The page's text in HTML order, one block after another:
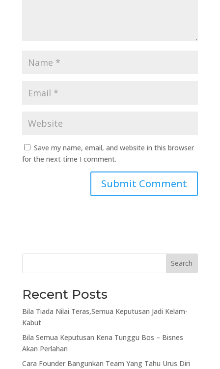
Save my name, email, and website in this browser
for the next time I comment.
Search
Recent Posts
Bila Tiada Nilai Teras,Semua Keputusan Jadi Kelam-
Kabut
Bila Semua Keputusan Kena Tunggu Bos – Bisnes
Akan Perlahan
Cara Founder Bangunkan Team Yang Tahu Urus Diri